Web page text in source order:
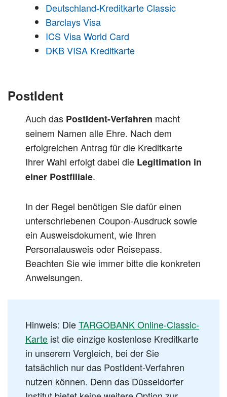
Deutschland-Kreditkarte Classic
Barclays Visa
ICS Visa World Card
DKB VISA Kreditkarte
PostIdent
Auch das PostIdent-Verfahren macht
seinem Namen alle Ehre. Nach dem
erfolgreichen Antrag für die Kreditkarte
Ihrer Wahl erfolgt dabei die Legitimation in
einer Postfiliale.
In der Regel benötigen Sie dafür einen
unterschriebenen Coupon-Ausdruck sowie
ein Ausweisdokument, wie Ihren
Personalausweis oder Reisepass.
Beachten Sie wie immer bitte die konkreten
Anweisungen.
Hinweis: DieTARGOBANK Online-Classic-
Karte ist die einzige kostenlose Kreditkarte
in unserem Vergleich, bei der Sie
tatsächlich nur das PostIdent-Verfahren
nutzen können. Denn das Düsseldorfer